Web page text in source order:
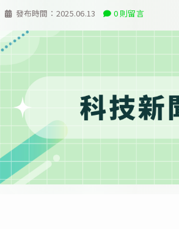
發布時間： 2025.06.13 0 則留言